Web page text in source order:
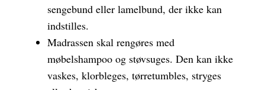
sengebund eller lamelbund, der ikke kan
indstilles.
Madrassen skal rengøres med
møbelshampoo og støvsuges. Den kan ikke
vaskes, klorbleges, tørretumbles, stryges